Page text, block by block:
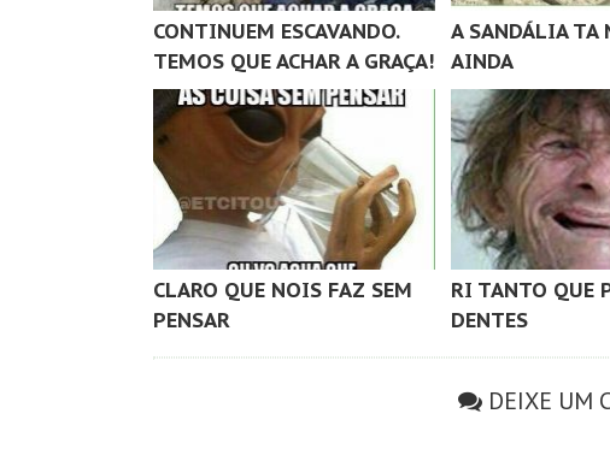
CONTINUEM ESCAVANDO.
TEMOS QUE ACHAR A GRAÇA!
A SANDÁLIA TA
AINDA
CLARO QUE NOIS FAZ SEM
PENSAR
RI TANTO QUE
DENTES
DEIXE UM